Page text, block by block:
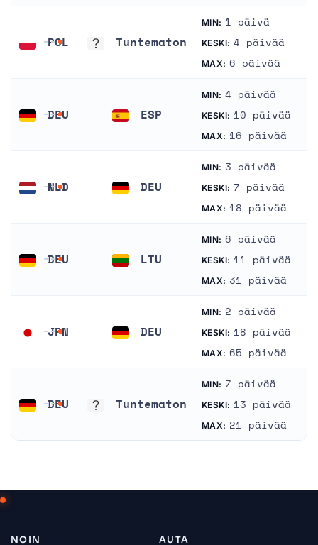
POL Tuntematon
MIN: 1 päivä
KESKI: 4 päivää
MAX: 6 päivää
DEU ESP
MIN: 4 päivää
KESKI: 10 päivää
MAX: 16 päivää
NLD DEU
MIN: 3 päivää
KESKI: 7 päivää
MAX: 18 päivää
DEU LTU
MIN: 6 päivää
KESKI: 11 päivää
MAX: 31 päivää
JPN DEU
MIN: 2 päivää
KESKI: 18 päivää
MAX: 65 päivää
DEU Tuntematon
MIN: 7 päivää
KESKI: 13 päivää
MAX: 21 päivää
NOIN AUTA